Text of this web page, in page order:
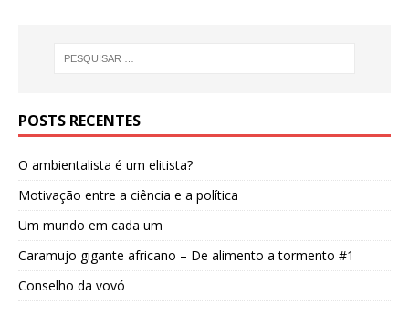
POSTS RECENTES
O ambientalista é um elitista?
Motivação entre a ciência e a política
Um mundo em cada um
Caramujo gigante africano – De alimento a tormento #1
Conselho da vovó